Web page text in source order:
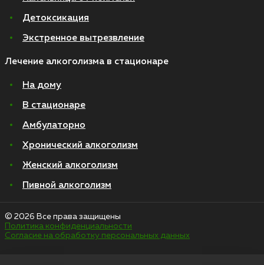
Детоксикация
Экстренное вытрезвление
Лечение алкоголизма в стационаре
На дому
В стационаре
Амбулаторно
Хронический алкоголизм
Женский алкоголизм
Пивной алкоголизм
© 2026 Все права защищены
Политика конфиденциальности
Согласие на обработку персональных данных